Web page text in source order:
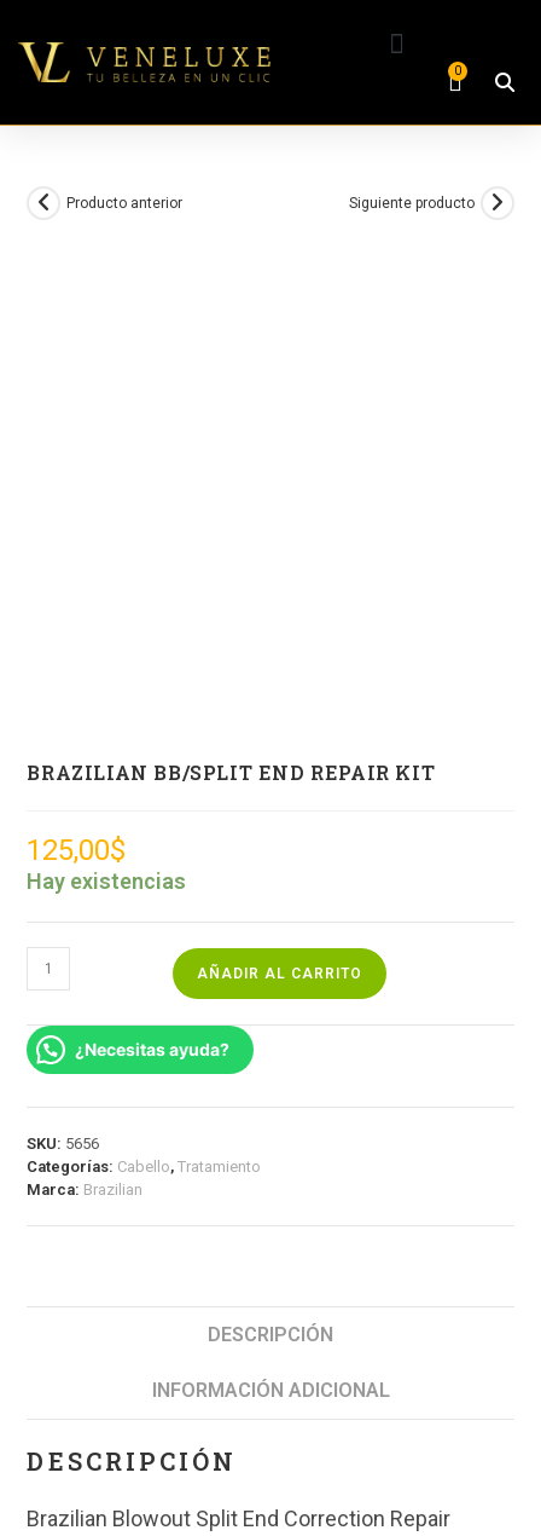
0
Producto anterior Siguiente producto
BRAZILIAN BB/SPLIT END REPAIR KIT
125,00$
Hay existencias
AÑADIR AL CARRITO
¿Necesitas ayuda?
SKU: 5656
Categorías: Cabello,Tratamiento
Marca: Brazilian
DESCRIPCIÓN
INFORMACIÓN ADICIONAL
DESCRIPCIÓN
Brazilian Blowout Split End Correction Repair